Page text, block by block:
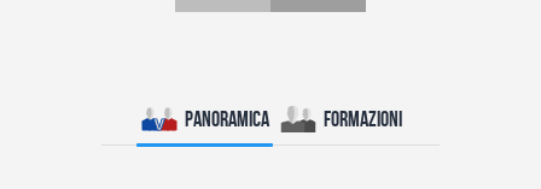
Panoramica Formazioni